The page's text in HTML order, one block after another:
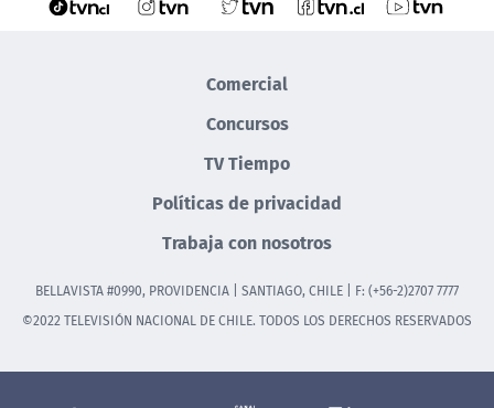
Comercial
Concursos
TV Tiempo
Políticas de privacidad
Trabaja con nosotros
BELLAVISTA #0990, PROVIDENCIA | SANTIAGO, CHILE | F: (+56-2)2707 7777
©2022 TELEVISIÓN NACIONAL DE CHILE. TODOS LOS DERECHOS RESERVADOS